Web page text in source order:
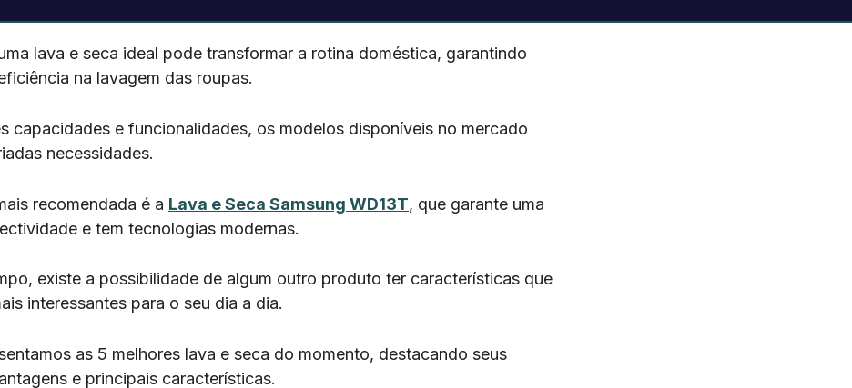
lava e seca ideal pode transformar a rotina doméstica, garantindo
na lavagem das roupas.
capacidades e funcionalidades, os modelos disponíveis no mercado
necessidades.
recomendada é a Lava e Seca Samsung WD13T, que garante uma
e tem tecnologias modernas.
existe a possibilidade de algum outro produto ter características que
interessantes para o seu dia a dia.
as 5 melhores lava e seca do momento, destacando seus
e principais características.